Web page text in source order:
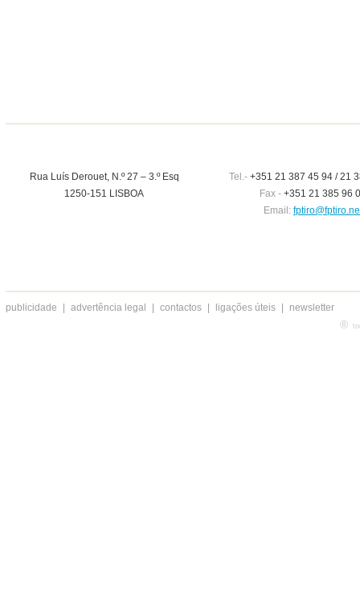
Rua Luís Derouet, N.º 27 – 3.º Esq
1250-151 LISBOA
Tel.-+351 21 387 45 94 / 21
Fax - +351 21 385 96
Email:
publicidade advertência legal contactos ligações úteis newsletter
®